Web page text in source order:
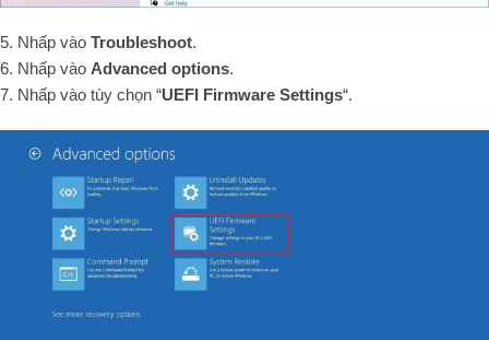
5. Nhấp vào Troubleshoot.
6. Nhấp vào Advanced options.
7. Nhấp vào tùy chọn “UEFI Firmware Settings“.